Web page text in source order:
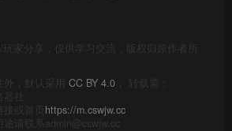
家分享，仅供学习交流，版权归原作者所
外，默认采用 CC BY 4.0 ， 转载需：
器社
或首页 https://m.cswjw.cc
请联系admin@cswjw.cc